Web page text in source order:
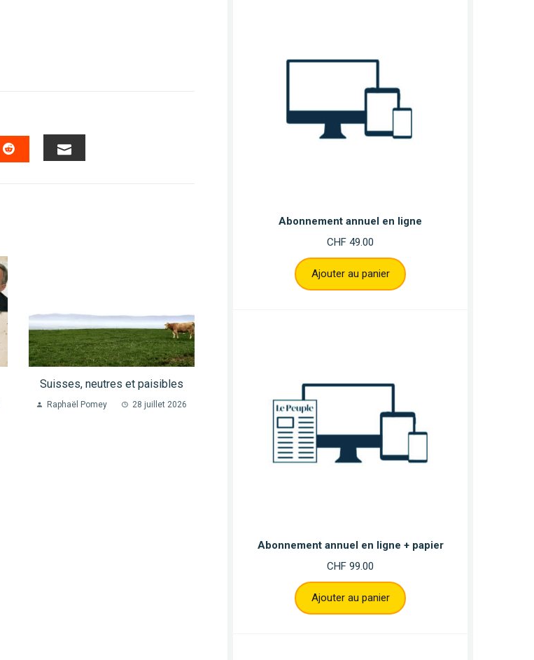
Suisses, neutres et paisibles
Raphaël Pomey 28 juillet 2026
Abonnement annuel en ligne
CHF 49.00
Ajouter au panier
Abonnement annuel en ligne + papier
CHF 99.00
Ajouter au panier